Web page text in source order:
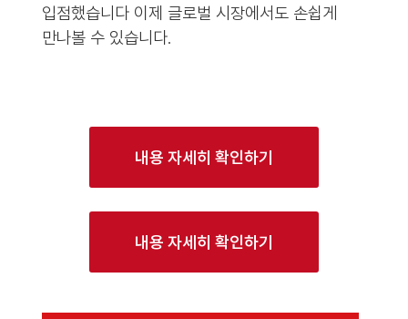
입점했습니다 이제 글로벌 시장에서도 손쉽게
만나볼 수 있습니다.
내용 자세히 확인하기
내용 자세히 확인하기